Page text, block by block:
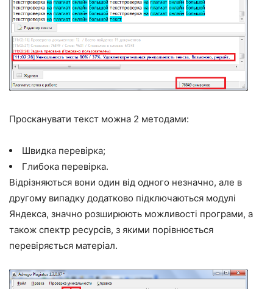
Просканувати текст можна 2 методами:
Швидка перевірка;
Глибока перевірка.
Відрізняються вони один від одного незначно, але в
другому випадку додатково підключаються модулі
Яндекса, значно розширюють можливості програми, а
також спектр ресурсів, з якими порівнюється
перевіряється матеріал.